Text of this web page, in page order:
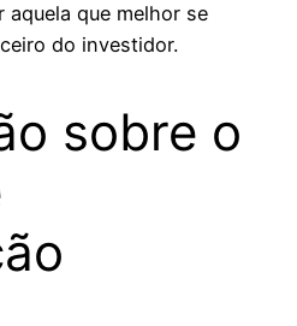
que melhor se
do investidor.
sobre o